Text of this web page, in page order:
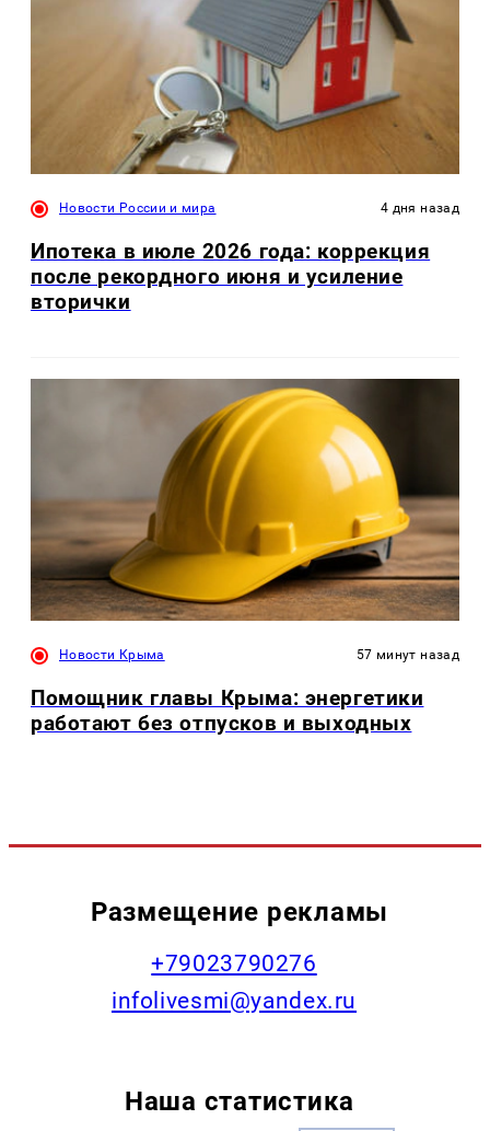
Новости России и мира 4 дня назад
Ипотека в июле 2026 года: коррекция
после рекордного июня и усиление
вторички
Новости Крыма 57 минут назад
Помощник главы Крыма: энергетики
работают без отпусков и выходных
Размещение рекламы
+79023790276
infolivesmi@yandex.ru
Наша статистика